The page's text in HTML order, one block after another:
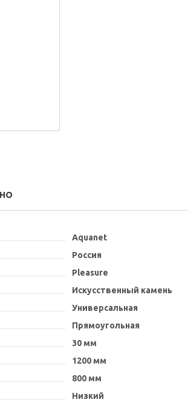
Aquanet
Россия
Pleasure
Искусственный камень
Универсальная
Прямоугольная
30 мм
1200 мм
800 мм
Низкий